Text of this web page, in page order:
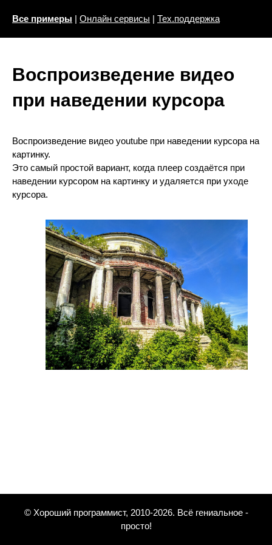
Все примеры | Онлайн сервисы | Тех.поддержка
Воспроизведение видео
при наведении курсора
Воспроизведение видео youtube при наведении курсора на
картинку.
Это самый простой вариант, когда плеер создаётся при
наведении курсором на картинку и удаляется при уходе
курсора.
© Хороший программист, 2010-2026. Всё гениальное -
просто!